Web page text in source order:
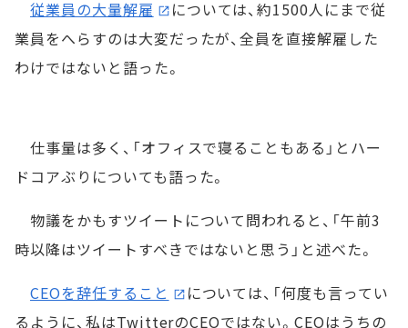
従業員の大量解雇
については、約1500人にまで従
業員をへらすのは大変だったが、全員を直接解雇した
わけではないと語った。
仕事量は多く、「オフィスで寝ることもある」とハー
ドコアぶりについても語った。
物議をかもすツイートについて問われると、「午前3
時以降はツイートすべきではないと思う」と述べた。
CEOを辞任すること
については、「何度も言ってい
るように、私はTwitterのCEOではない。CEOはうちの